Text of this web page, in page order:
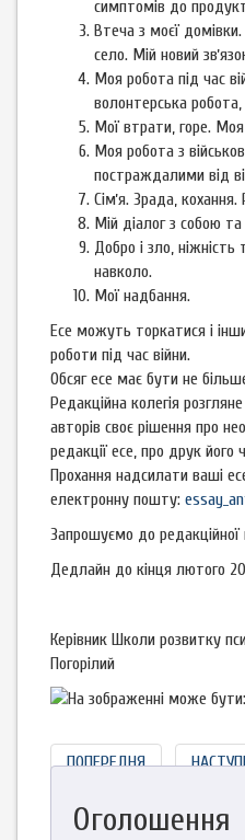
симптомів до
Втеча з моєї
село. Мій новий
Моя робота під час
волонтерська
Мої втрати, горе.
Моя робота з
постраждалими від
Сімʼя. Зрада,
Мій діалог з собою та
Добро і зло, ніжність
навколо.
Мої надбання.
Есе можуть торкатися і
роботи під час війни.
Обсяг есе має бути не
Редакційна колегія
авторів своє рішення про
редакції есе, про друк його
Прохання надсилати ваші
електронну пошту:
Запрошуємо до редакційної
Дедлайн до кінця лютого
Керівник Школи розвитку
Погорілий
ПОПЕРЕДНЯ
Оголошення